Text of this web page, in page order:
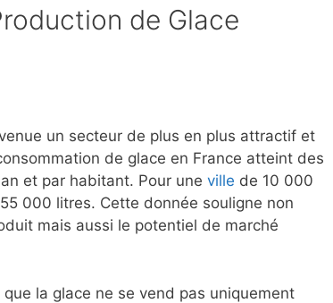
de Glace
un secteur de plus en plus attractif et
de glace en France atteint des
et par habitant. Pour une ville de 10 000
000 litres. Cette donnée souligne non
mais aussi le potentiel de marché
la glace ne se vend pas uniquement